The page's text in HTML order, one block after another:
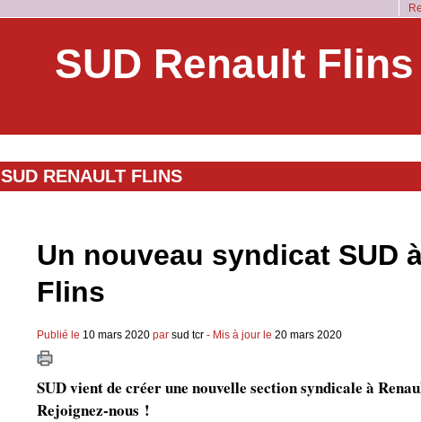
SUD Renault Flins
SUD RENAULT FLINS
Un nouveau syndicat SUD
Flins
Publié le 10 mars 2020 par sud tcr - Mis à jour le 20 mars 2020
SUD vient de créer une nouvelle section syndicale à
Rejoignez-nous !